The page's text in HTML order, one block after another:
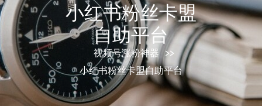
小红书粉丝卡盟
自助平台
视频号涨粉神器
>>
小红书粉丝卡盟自助平台